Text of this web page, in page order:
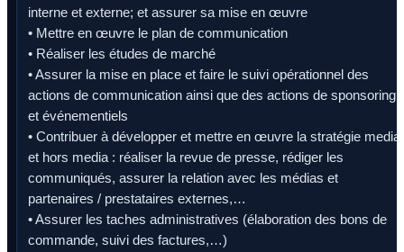
interne et externe; et assurer sa mise en œuvre
• Mettre en œuvre le plan de communication
• Réaliser les études de marché
• Assurer la mise en place et faire le suivi opérationnel des
actions de communication ainsi que des actions de sponsoring
et événementiels
• Contribuer à développer et mettre en œuvre la stratégie media
et hors media : réaliser la revue de presse, rédiger les
communiqués, assurer la relation avec les médias et
partenaires / prestataires externes,…
• Assurer les taches administratives (élaboration des bons de
commande, suivi des factures,…)